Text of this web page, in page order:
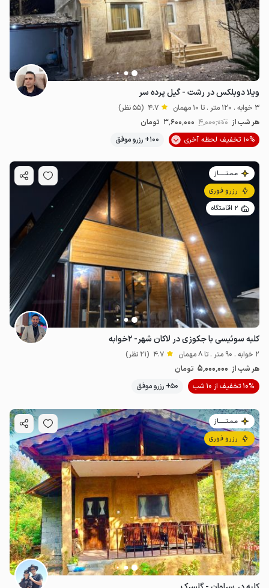
ویلا دوبلکس در رشت - گیل پرده سر
3 خوابه . 120 متر . تا 10 مهمان 4.7 (55 نظر)
هر شب از 4٬000٬000 3٬600٬000 تومان
10% تخفیف لحظه آخری
100+ رزرو موفق
مـمـتــــــاز
رزرو فوری
2 اقامتگاه
کلبه سوئیسی با جکوزی در لاکان شهر- ۲خوابه
2 خوابه . 90 متر . تا 8 مهمان 4.7 (21 نظر)
هر شب از 5٬000٬000 تومان
10% تخفیف از 10 شب
50+ رزرو موفق
مـمـتــــــاز
رزرو فوری